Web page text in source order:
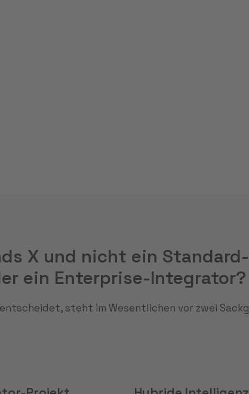
X und nicht ein
ein Enterprise-Integrator?
steht im Wesentlichen vor zwei